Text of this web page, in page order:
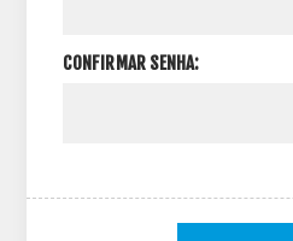
CONFIRMAR SENHA: